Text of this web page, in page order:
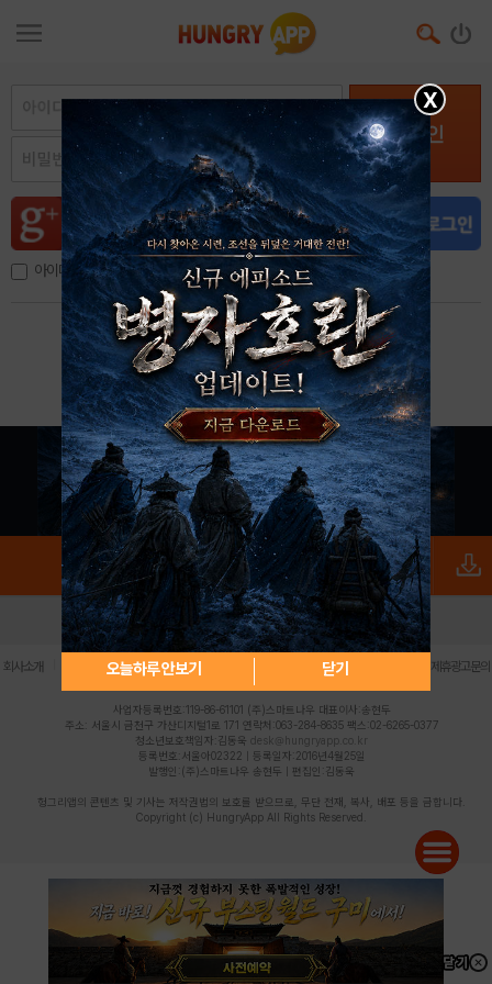
로그인
아이디, 이메일 저장
아이디 / 비밀번호 찾기 회원가입
X
오늘하루 안보기 닫기
로그인 PC버전 전체앱
회사소개 | 개인정보 처리방침 불법촬영물 신고센터 제휴광고문의
사업자등록번호:119-86-61101 (주)스마트나우 대표이사:송현두
주소: 서울시 금천구 가산디지털1로 171 연락처:063-284-8635 팩스:02-6265-0377
청소년보호책임자:김동욱 desk@hungryapp.co.kr
등록번호:서울아02322 | 등록일자:2016년4월25일
발행인:(주)스마트나우 송현두 | 편집인:김동욱
헝그리앱의 콘텐츠 및 기사는 저작권법의 보호를 받으므로, 무단 전재, 복사, 배포 등을 금합니다.
Copyright (c) HungryApp All Rights Reserved.